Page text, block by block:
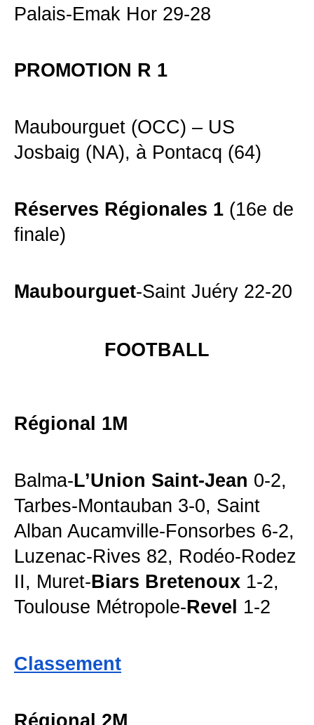
Palais-Emak Hor 29-28
PROMOTION R 1
Maubourguet (OCC) – US
Josbaig (NA), à Pontacq (64)
Réserves Régionales 1 (16e de
finale)
Maubourguet-Saint Juéry 22-20
FOOTBALL
Régional 1M
Balma-L’Union Saint-Jean 0-2,
Tarbes-Montauban 3-0, Saint
Alban Aucamville-Fonsorbes 6-2,
Luzenac-Rives 82, Rodéo-Rodez
II, Muret-Biars Bretenoux 1-2,
Toulouse Métropole-Revel 1-2
Classement
Régional 2M